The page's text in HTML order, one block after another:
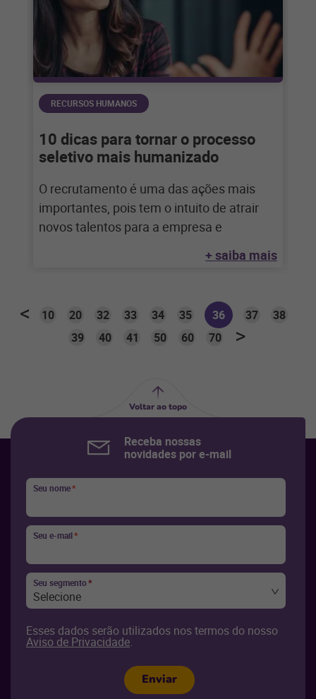
RECURSOS HUMANOS
10 dicas para tornar o processo
seletivo mais humanizado
O recrutamento é uma das ações mais
importantes, pois tem o intuito de atrair
novos talentos para a empresa e
+ saiba mais
10 20 32 33 34 35 36 37
38
39
40 41 50 60 70
Voltar ao topo
Receba nossas
novidades por e-mail
Seu nome*
Seu e-mail*
Seu segmento*
Selecione
Esses dados serão utilizados nos termos do nosso
Aviso de Privacidade.
Enviar